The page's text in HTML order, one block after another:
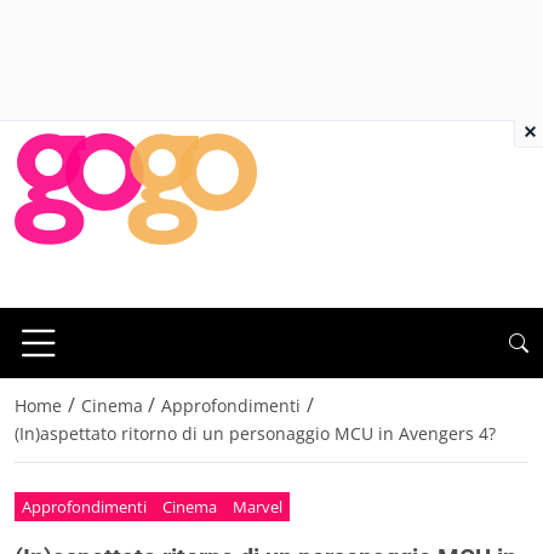
Home / Cinema / Approfondimenti /
(In)aspettato ritorno di un personaggio MCU in Avengers 4?
Approfondimenti Cinema Marvel
×